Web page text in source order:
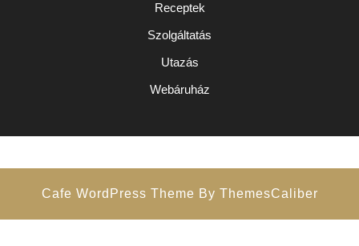
Receptek
Szolgáltatás
Utazás
Webáruház
Cafe WordPress Theme By ThemesCaliber